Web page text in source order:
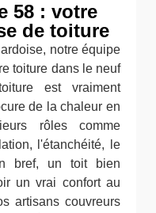
58 : votre
de toiture
notre équipe
toiture dans le neuf
est vraiment
de la chaleur en
rôles comme
l'étanchéité, le
bref, un toit bien
un vrai confort au
artisans couvreurs